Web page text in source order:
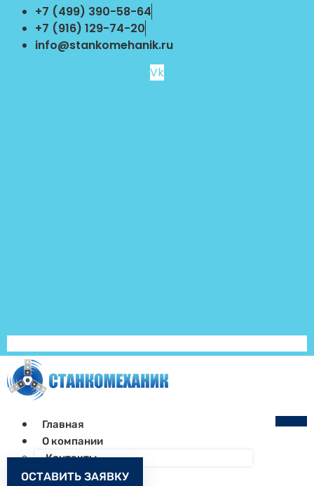
Перейти
содержимому
+7 (499) 390-58-64
+7 (916) 129-74-20
info@stankomehanik.ru
Vk
Главная
О компании
Контакты
Как заказать
ОСТАВИТЬ ЗАЯВКУ